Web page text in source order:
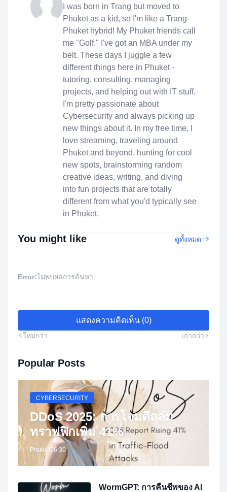
I was born in Trang but moved to
Phuket as a kid, so I'm like a Trang-
Phuket hybrid! My Phuket friends call
me "Golf." I've got an MBA under my
belt. These days I juggle a few
different things here in Phuket -
tutoring, consulting, managing
projects, and helping out with IT stuff.
I'm pretty passionate about
Cybersecurity and always picking up
new things about it. In my free time, I
love streaming, traveling around
Phuket and beyond, hunting for cool
new spots, brainstorming random
creative ideas, writing, and diving
into fun projects that are totally
different from what you'd typically see
in Phuket.
You might like ดูทั้งหมด
Error:ไม่พบผลการค้นหา
แสดงความคิดเห็น (0)
ใหม่กว่า เก่ากว่า
Popular Posts
CYBERSECURITY
DDoS 2025: การโจมตีถล่ม
ทราฟฟิกเพิ่ม 41%
Phuket06:30
WormGPT: การคืนชีพของ AI